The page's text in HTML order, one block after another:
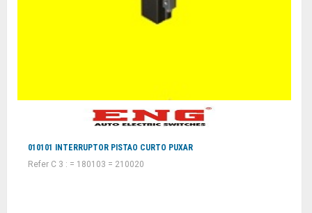
010101 INTERRUPTOR PISTAO CURTO PUXAR
Refer C 3 : = 180103 = 210020